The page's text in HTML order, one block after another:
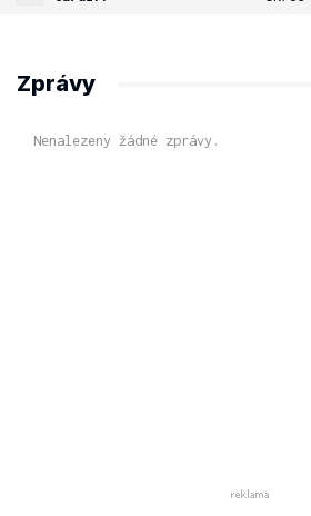
Zprávy
Nenalezeny žádné zprávy.